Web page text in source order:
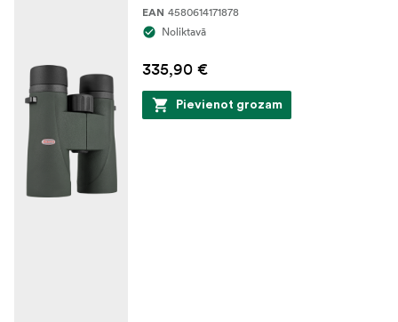
EAN 4580614171878
Noliktavā
335,90 €
Pievienot grozam